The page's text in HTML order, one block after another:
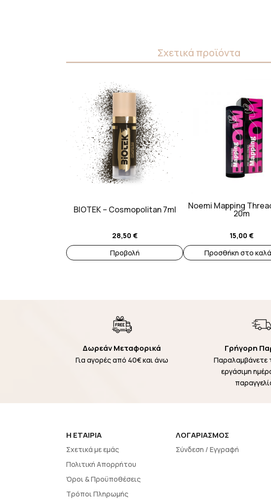
Σχετικά προϊόντα
BIOTEK – Cosmopolitan 7ml
28,50 €
Προβολή
Noemi Mapping
20m
15,00 €
Προσθήκη στο
Δωρεάν Μεταφορικά
Για αγορές από 40€ και άνω
Γρήγορη
Παραλαμβάνετε
εργάσιμη
H EΤΑΙΡΙΑ
Σχετικά με εμάς
Πολιτική Απορρήτου
Όροι & Προϋποθέσεις
Τρόποι Πληρωμής
ΛΟΓΑΡΙΑΣΜΟΣ
Σύνδεση / Εγγραφή